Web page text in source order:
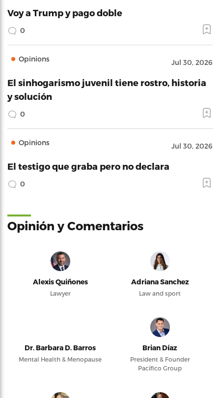
Voy a Trump y pago doble
0
Opinions Jul 30, 2026
El sinhogarismo juvenil tiene rostro, historia
y solución
0
Opinions Jul 30, 2026
El testigo que graba pero no declara
0
Opinión y Comentarios
Alexis Quiñones
Lawyer
Adriana Sanchez
Law and sport
Dr. Barbara D. Barros
Mental Health & Menopause
Brian Díaz
President & Founder
Pacifico Group